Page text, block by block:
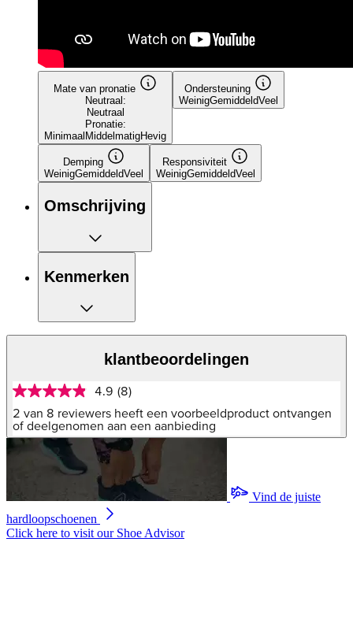
Mate van pronatie
Neutraal:
Neutraal
Pronatie:
MinimaalMiddelmatigHevig
Ondersteuning
WeinigGemiddeldVeel
Demping
WeinigGemiddeldVeel
Responsiviteit
WeinigGemiddeldVeel
Omschrijving
Kenmerken
klantbeoordelingen
4.9
van
5
sterren,
gemiddelde
scorewaarde.
Reviews.
paginalink.
4.9 (8)
2 van 8 reviewers heeft een voorbeeldproduct ontvangen
of deelgenomen aan een aanbieding
Vind de juiste
hardloopschoenen
Click here to visit our Shoe Advisor